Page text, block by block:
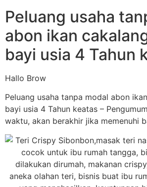
Peluang usaha
abon ikan
bayi usia 4 Tahun
Hallo Brow
Peluang usaha tanpa modal abon
bayi usia 4 Tahun keatas –
waktu, akan berakhir jika memenuhi